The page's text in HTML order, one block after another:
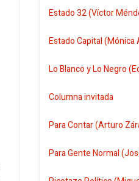
Estado 32 (Víctor
Estado Capital (Mónica
Lo Blanco y Lo Negro
Columna invitada
Para Contar (Arturo
Para Gente Normal